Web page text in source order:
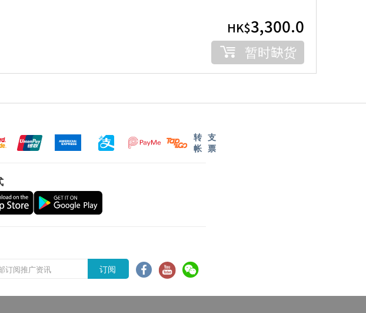
HK$3,300.0
暂时缺货
转
帐
支
票
订阅